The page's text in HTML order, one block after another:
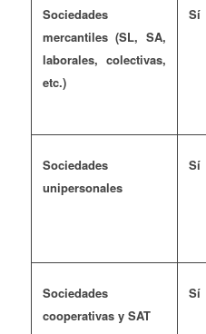
Sociedades
mercantiles (SL, SA,
laborales, colectivas,
etc.)
Sí
Sociedades
unipersonales
Sí
Sociedades
cooperativas y SAT
Sí